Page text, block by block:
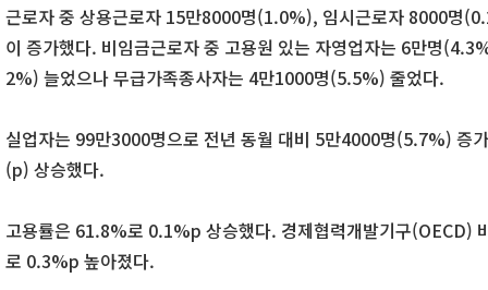
근로자 중 상용근로자 15만8000명(1.0%), 임시근로자 8000명
이 증가했다. 비임금근로자 중 고용원 있는 자영업자는 6만명
2%) 늘었으나 무급가족종사자는 4만1000명(5.5%) 줄었다.
실업자는 99만3000명으로 전년 동월 대비 5만4000명(5.7%) 증
(p) 상승했다.
고용률은 61.8%로 0.1%p 상승했다. 경제협력개발기구(OECD)
로 0.3%p 높아졌다.